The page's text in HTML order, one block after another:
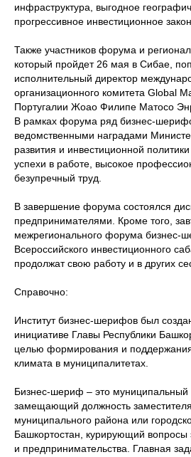
инфраструктура, выгодное
прогрессивное инвестиционное
Также участников форума и
который пройдет 26 мая в Сибае,
исполнительный директор
организационного комитета Global
Португалии Жоао Филипе Матосо
В рамках форума ряд бизнес-
ведомственными наградами
развития и инвестиционной
успехи в работе, высокое
безупречный труд.
В завершение форума состоялся
предпринимателями. Кроме того,
межрегионального форума бизнес-
Всероссийского инвестиционного
продолжат свою работу и в других
Справочно:
Институт бизнес-шерифов был
инициативе Главы Республики
целью формирования и
климата в муниципалитетах.
Бизнес-шериф – это муниципальный
замещающий должность
муниципального района или
Башкортостан, курирующий вопросы
и предпринимательства. Главная
САБАНТУЙ «ЗАУРАЛЬЕ»,
Использование материалов, размещенных
допускается только с письменного
Запрещается автоматизированное
размещенной информации любыми
официального разрешения.
ПРАВИЛА ИСПОЛЬЗОВАНИЯ
Политика в отношении обработки
данных